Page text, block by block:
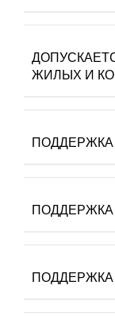
ЖИЛЫХ И
ПОДДЕРЖКА
ПОДДЕРЖКА
ПОДДЕРЖКА